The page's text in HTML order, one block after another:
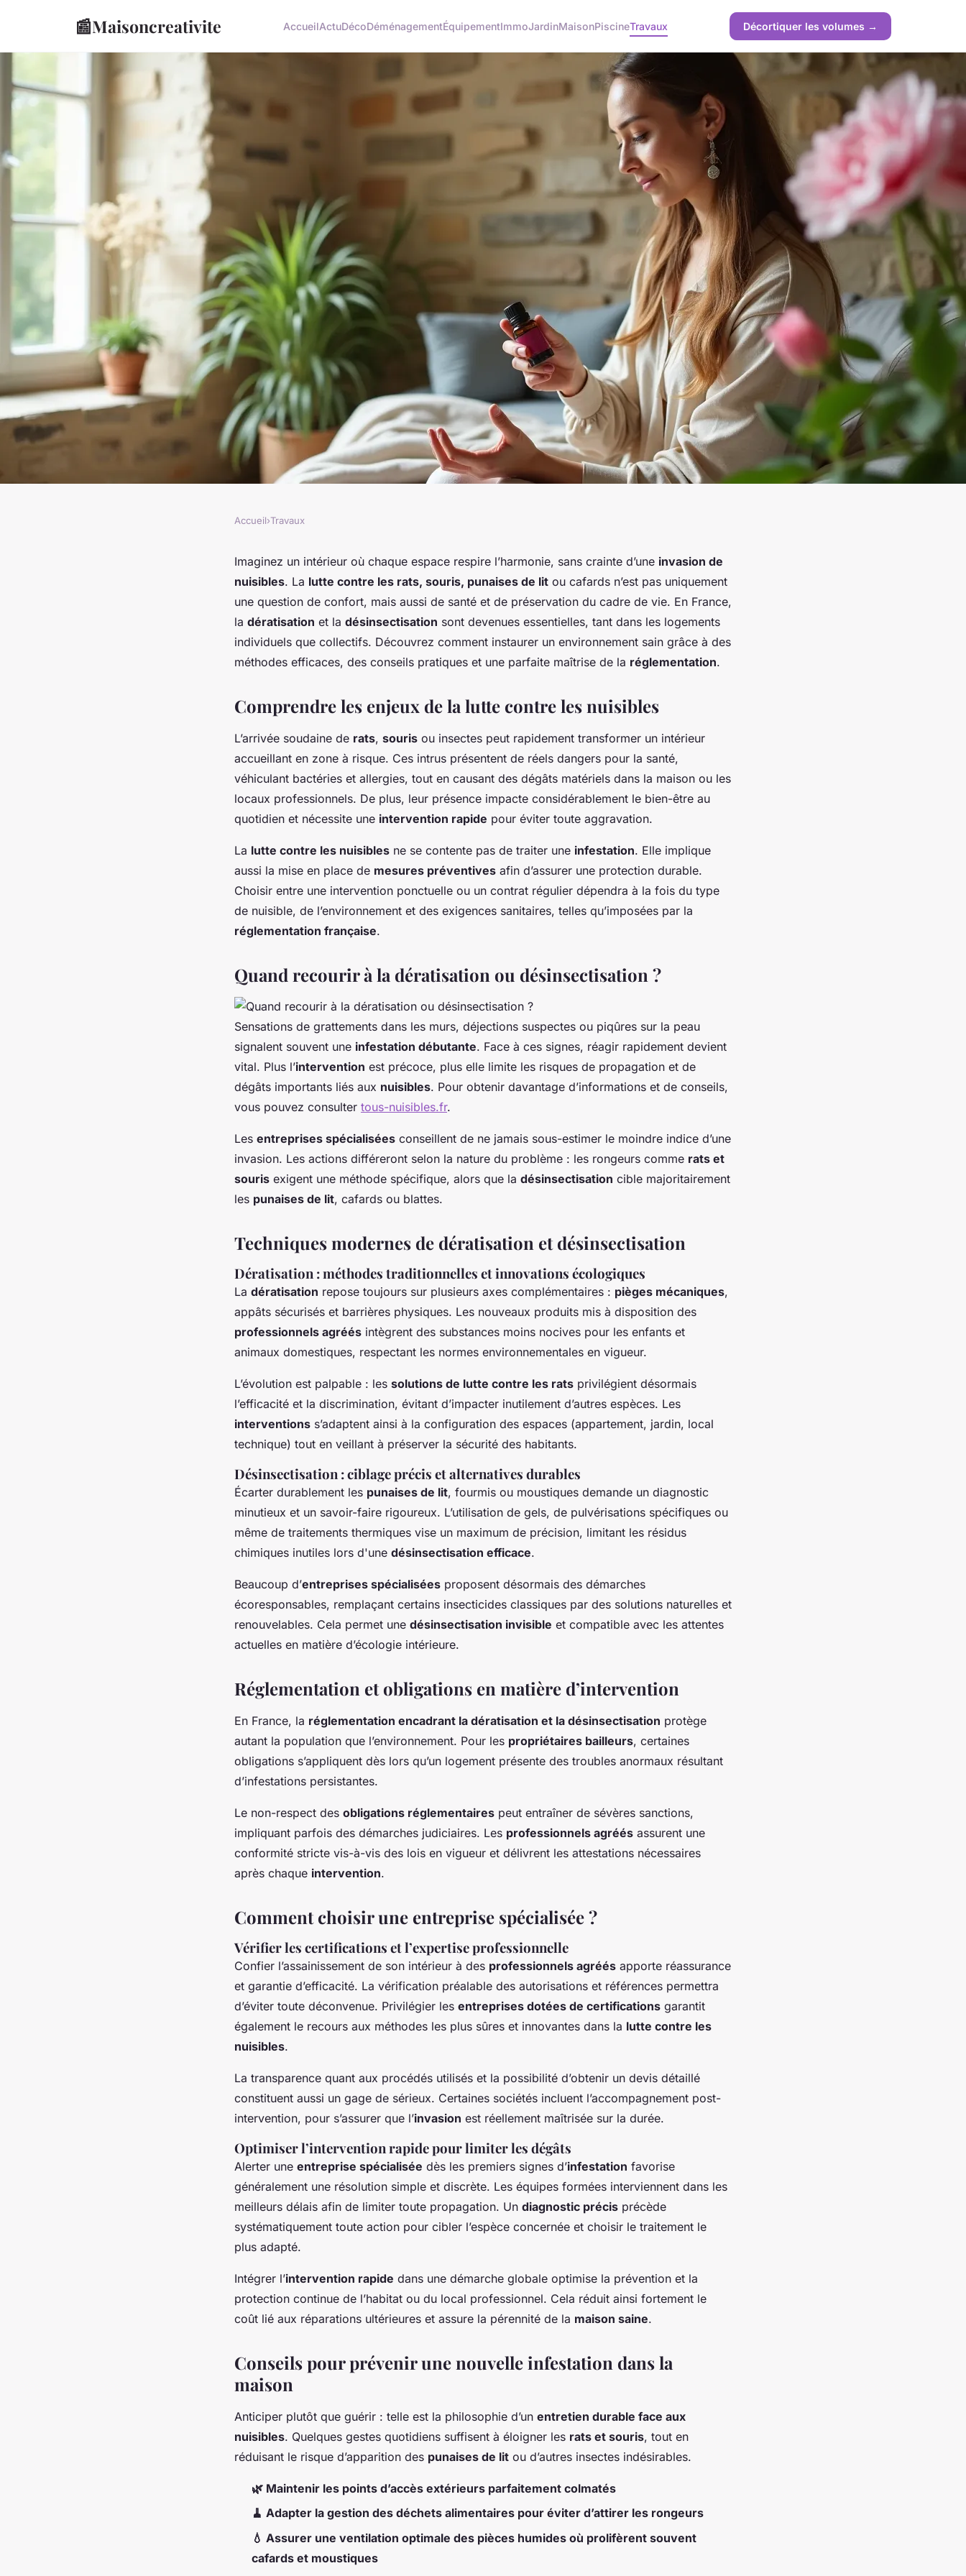
📰Maisoncreativite AccueilActuDécoDéménagementÉquipementImmoJardinMaisonPiscineTravaux Décortiquer les volumes →
Dératisation et désinsectisation en
france : solutions pour une maison
Accueil›Travaux
Imaginez un intérieur où chaque espace respire l’harmonie, sans crainte d’une invasion de
nuisibles. La lutte contre les rats, souris, punaises de lit ou cafards n’est pas uniquement
une question de confort, mais aussi de santé et de préservation du cadre de vie. En France,
la dératisation et la désinsectisation sont devenues essentielles, tant dans les logements
individuels que collectifs. Découvrez comment instaurer un environnement sain grâce à des
méthodes efficaces, des conseils pratiques et une parfaite maîtrise de la réglementation.
Comprendre les enjeux de la lutte contre les nuisibles
L’arrivée soudaine de rats, souris ou insectes peut rapidement transformer un intérieur
accueillant en zone à risque. Ces intrus présentent de réels dangers pour la santé,
véhiculant bactéries et allergies, tout en causant des dégâts matériels dans la maison ou les
locaux professionnels. De plus, leur présence impacte considérablement le bien-être au
quotidien et nécessite une intervention rapide pour éviter toute aggravation.
La lutte contre les nuisibles ne se contente pas de traiter une infestation. Elle implique
aussi la mise en place de mesures préventives afin d’assurer une protection durable.
Choisir entre une intervention ponctuelle ou un contrat régulier dépendra à la fois du type
de nuisible, de l’environnement et des exigences sanitaires, telles qu’imposées par la
réglementation française.
Quand recourir à la dératisation ou désinsectisation ?
Sensations de grattements dans les murs, déjections suspectes ou piqûres sur la peau
signalent souvent une infestation débutante. Face à ces signes, réagir rapidement devient
vital. Plus l’intervention est précoce, plus elle limite les risques de propagation et de
dégâts importants liés aux nuisibles. Pour obtenir davantage d’informations et de conseils,
vous pouvez consulter tous-nuisibles.fr.
Les entreprises spécialisées conseillent de ne jamais sous-estimer le moindre indice d’une
invasion. Les actions différeront selon la nature du problème : les rongeurs comme rats et
souris exigent une méthode spécifique, alors que la désinsectisation cible majoritairement
les punaises de lit, cafards ou blattes.
Techniques modernes de dératisation et désinsectisation
Dératisation : méthodes traditionnelles et innovations écologiques
La dératisation repose toujours sur plusieurs axes complémentaires : pièges mécaniques,
appâts sécurisés et barrières physiques. Les nouveaux produits mis à disposition des
professionnels agréés intègrent des substances moins nocives pour les enfants et
animaux domestiques, respectant les normes environnementales en vigueur.
L’évolution est palpable : les solutions de lutte contre les rats privilégient désormais
l’efficacité et la discrimination, évitant d’impacter inutilement d’autres espèces. Les
interventions s’adaptent ainsi à la configuration des espaces (appartement, jardin, local
technique) tout en veillant à préserver la sécurité des habitants.
Désinsectisation : ciblage précis et alternatives durables
Écarter durablement les punaises de lit, fourmis ou moustiques demande un diagnostic
minutieux et un savoir-faire rigoureux. L’utilisation de gels, de pulvérisations spécifiques ou
même de traitements thermiques vise un maximum de précision, limitant les résidus
chimiques inutiles lors d'une désinsectisation efficace.
Beaucoup d’entreprises spécialisées proposent désormais des démarches
écoresponsables, remplaçant certains insecticides classiques par des solutions naturelles et
renouvelables. Cela permet une désinsectisation invisible et compatible avec les attentes
actuelles en matière d’écologie intérieure.
Réglementation et obligations en matière d’intervention
En France, la réglementation encadrant la dératisation et la désinsectisation protège
autant la population que l’environnement. Pour les propriétaires bailleurs, certaines
obligations s’appliquent dès lors qu’un logement présente des troubles anormaux résultant
d’infestations persistantes.
Le non-respect des obligations réglementaires peut entraîner de sévères sanctions,
impliquant parfois des démarches judiciaires. Les professionnels agréés assurent une
conformité stricte vis-à-vis des lois en vigueur et délivrent les attestations nécessaires
après chaque intervention.
Comment choisir une entreprise spécialisée ?
Vérifier les certifications et l’expertise professionnelle
Confier l’assainissement de son intérieur à des professionnels agréés apporte réassurance
et garantie d’efficacité. La vérification préalable des autorisations et références permettra
d’éviter toute déconvenue. Privilégier les entreprises dotées de certifications garantit
également le recours aux méthodes les plus sûres et innovantes dans la lutte contre les
nuisibles.
La transparence quant aux procédés utilisés et la possibilité d’obtenir un devis détaillé
constituent aussi un gage de sérieux. Certaines sociétés incluent l’accompagnement post-
intervention, pour s’assurer que l’invasion est réellement maîtrisée sur la durée.
Optimiser l’intervention rapide pour limiter les dégâts
Alerter une entreprise spécialisée dès les premiers signes d’infestation favorise
généralement une résolution simple et discrète. Les équipes formées interviennent dans les
meilleurs délais afin de limiter toute propagation. Un diagnostic précis précède
systématiquement toute action pour cibler l’espèce concernée et choisir le traitement le
plus adapté.
Intégrer l’intervention rapide dans une démarche globale optimise la prévention et la
protection continue de l’habitat ou du local professionnel. Cela réduit ainsi fortement le
coût lié aux réparations ultérieures et assure la pérennité de la maison saine.
Conseils pour prévenir une nouvelle infestation dans la
maison
Anticiper plutôt que guérir : telle est la philosophie d’un entretien durable face aux
nuisibles. Quelques gestes quotidiens suffisent à éloigner les rats et souris, tout en
réduisant le risque d’apparition des punaises de lit ou d’autres insectes indésirables.
🌿 Maintenir les points d’accès extérieurs parfaitement colmatés
🧹 Adapter la gestion des déchets alimentaires pour éviter d’attirer les rongeurs
💧 Assurer une ventilation optimale des pièces humides où prolifèrent souvent
cafards et moustiques